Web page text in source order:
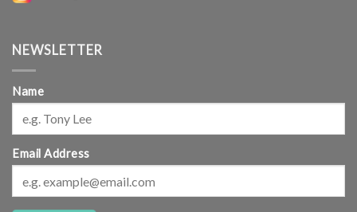
NEWSLETTER
Name
Email Address